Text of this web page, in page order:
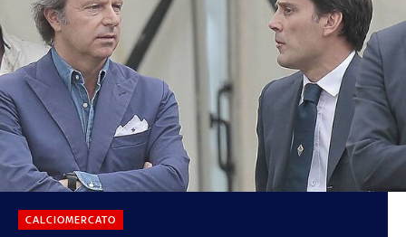
CALCIOMERCATO